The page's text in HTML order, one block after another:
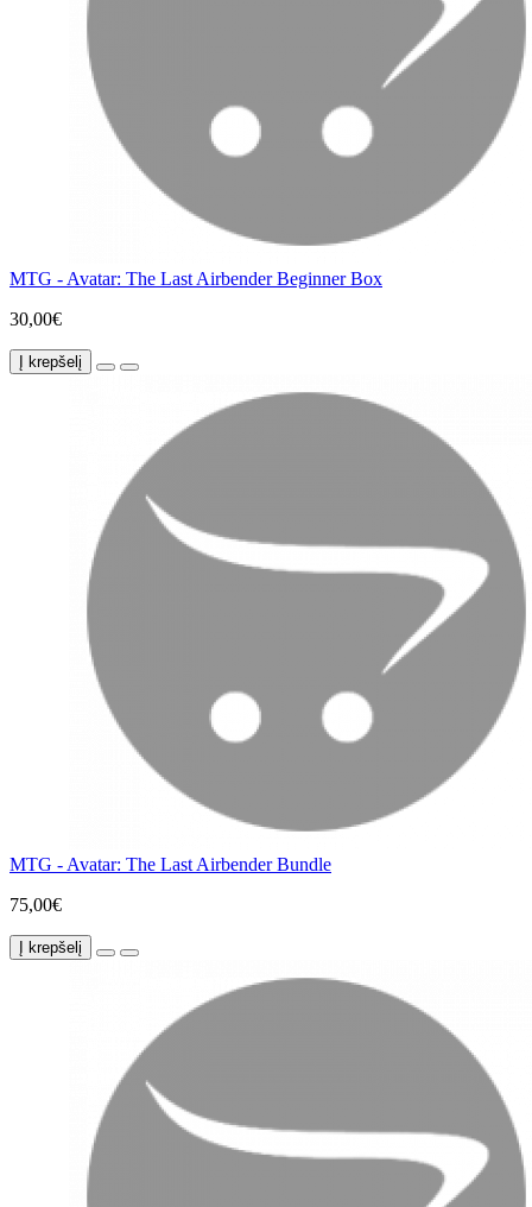
MTG - Avatar: The Last Airbender Beginner Box
30,00€
Į krepšelį
MTG - Avatar: The Last Airbender Bundle
75,00€
Į krepšelį